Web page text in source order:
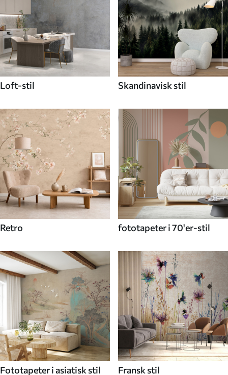
Loft-stil Skandinavisk stil
Retro fototapeter i 70'er-stil
Fototapeter i asiatisk stil Fransk stil